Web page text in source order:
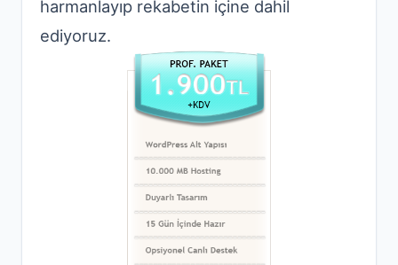
harmanlayıp rekabetin içine dahil
ediyoruz.